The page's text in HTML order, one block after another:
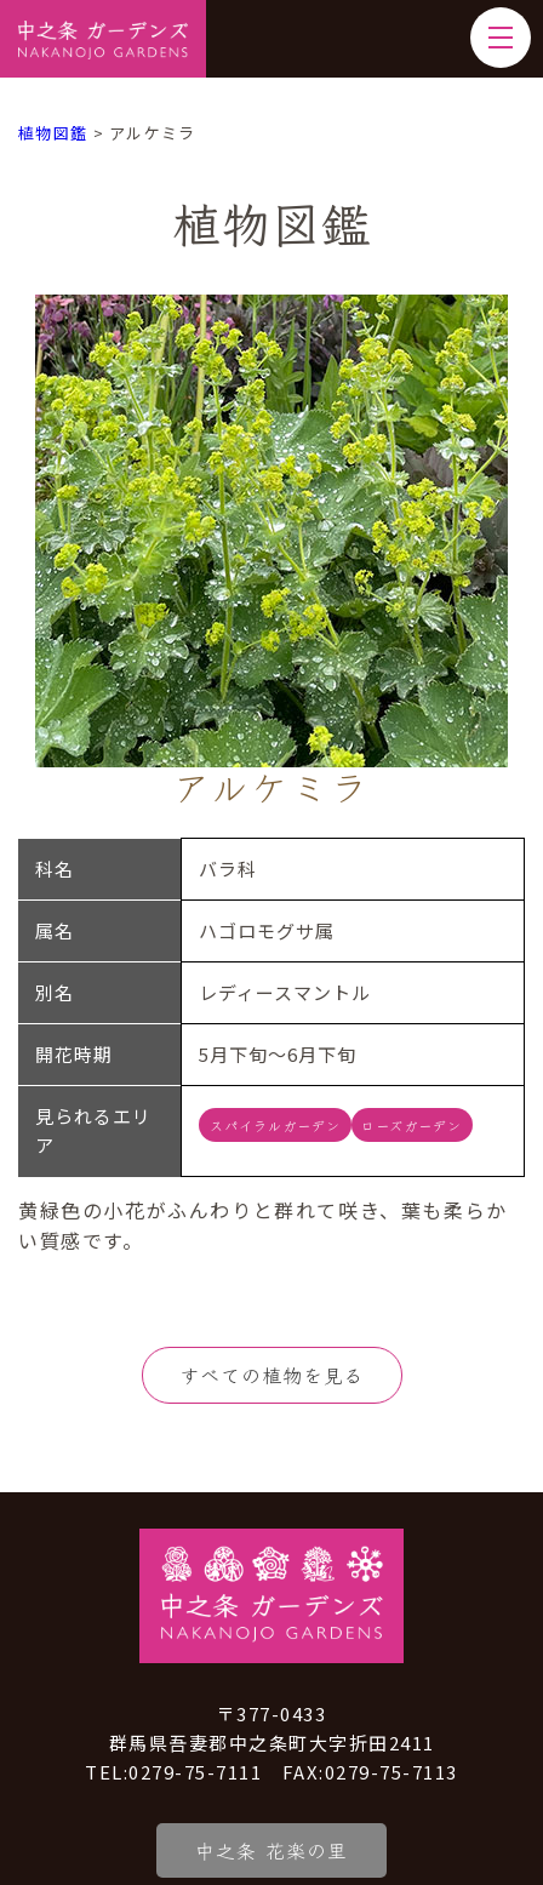
植物図鑑 > アルケミラ
植物図鑑
アルケミラ
科名 バラ科
属名 ハゴロモグサ属
別名 レディースマントル
開花時期 5月下旬～6月下旬
見られるエリ
ア
スパイラルガーデン ローズガーデン
黄緑色の小花がふんわりと群れて咲き、葉も柔らか
い質感です。
すべての植物を見る
〒377-0433
群馬県吾妻郡中之条町大字折田2411
TEL:0279-75-7111 FAX:0279-75-7113
中之条 花楽の里